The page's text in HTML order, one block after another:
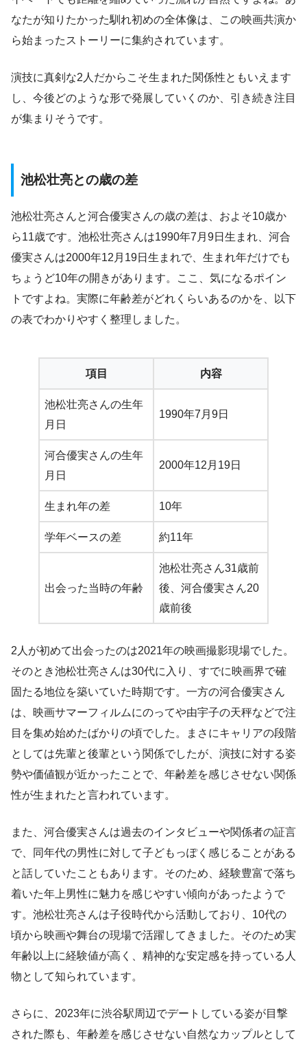
なたが知りたかった馴れ初めの全体像は、この映画共演か
ら始まったストーリーに集約されています。
演技に真剣な2人だからこそ生まれた関係性ともいえます
し、今後どのような形で発展していくのか、引き続き注目
が集まりそうです。
池松壮亮との歳の差
池松壮亮さんと河合優実さんの歳の差は、およそ10歳か
ら11歳です。池松壮亮さんは1990年7月9日生まれ、河合
優実さんは2000年12月19日生まれで、生まれ年だけでも
ちょうど10年の開きがあります。ここ、気になるポイン
トですよね。実際に年齢差がどれくらいあるのかを、以下
の表でわかりやすく整理しました。
項目 内容
池松壮亮さんの生年
月日
1990年7月9日
河合優実さんの生年
月日
2000年12月19日
生まれ年の差 10年
学年ベースの差 約11年
出会った当時の年齢
池松壮亮さん31歳前
後、河合優実さん20
歳前後
2人が初めて出会ったのは2021年の映画撮影現場でした。
そのとき池松壮亮さんは30代に入り、すでに映画界で確
固たる地位を築いていた時期です。一方の河合優実さん
は、映画サマーフィルムにのってや由宇子の天秤などで注
目を集め始めたばかりの頃でした。まさにキャリアの段階
としては先輩と後輩という関係でしたが、演技に対する姿
勢や価値観が近かったことで、年齢差を感じさせない関係
性が生まれたと言われています。
また、河合優実さんは過去のインタビューや関係者の証言
で、同年代の男性に対して子どもっぽく感じることがある
と話していたこともあります。そのため、経験豊富で落ち
着いた年上男性に魅力を感じやすい傾向があったようで
す。池松壮亮さんは子役時代から活動しており、10代の
頃から映画や舞台の現場で活躍してきました。そのため実
年齢以上に経験値が高く、精神的な安定感を持っている人
物として知られています。
さらに、2023年に渋谷駅周辺でデートしている姿が目撃
された際も、年齢差を感じさせない自然なカップルとして